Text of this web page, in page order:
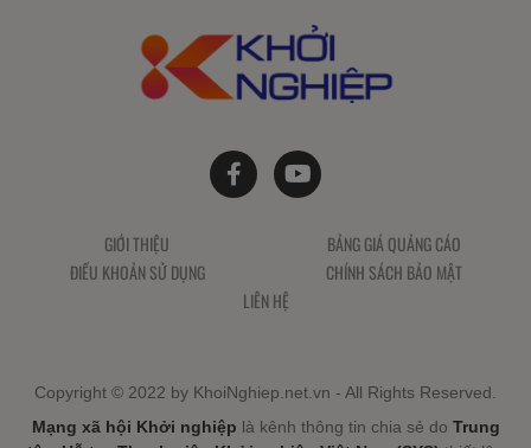
GIỚI THIỆU
BẢNG GIÁ QUẢNG CÁO
ĐIỀU KHOẢN SỬ DỤNG
CHÍNH SÁCH BẢO MẬT
LIÊN HỆ
Copyright © 2022 by KhoiNghiep.net.vn - All Rights Reserved.
Mạng xã hội Khởi nghiệp là kênh thông tin chia sẻ do Trung